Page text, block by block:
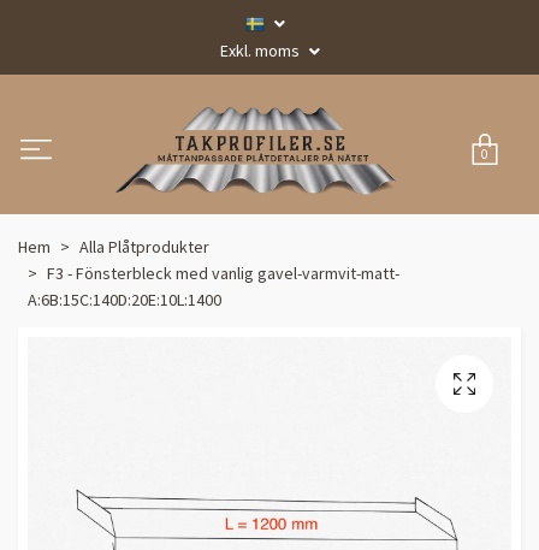
Exkl. moms
0
Hem
Alla Plåtprodukter
F3 - Fönsterbleck med vanlig gavel-varmvit-matt-
A:6B:15C:140D:20E:10L:1400